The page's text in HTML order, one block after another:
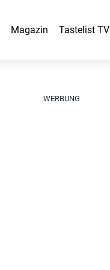
Magazin Tastelist TV
WERBUNG